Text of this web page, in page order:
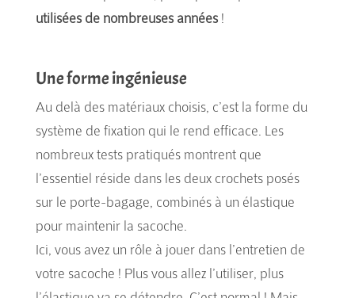
utilisées de nombreuses années!
Une forme ingénieuse
Au delà des matériaux choisis, c’est la forme du
système de fixation qui le rend efficace. Les
nombreux tests pratiqués montrent que
l’essentiel réside dans les deux crochets posés
sur le porte-bagage, combinés à un élastique
pour maintenir la sacoche.
Ici, vous avez un rôle à jouer dans l’entretien de
votre sacoche ! Plus vous allez l’utiliser, plus